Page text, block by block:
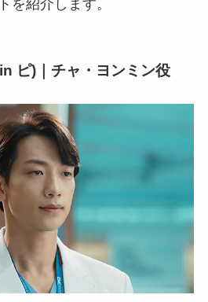
を紹介します。
ピ)｜チャ・ヨンミン役